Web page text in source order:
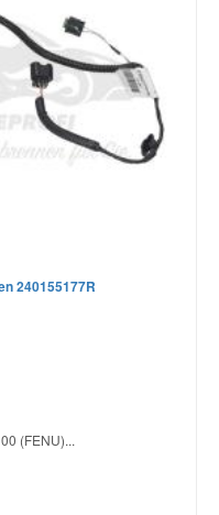
240155177R
(FENU)...